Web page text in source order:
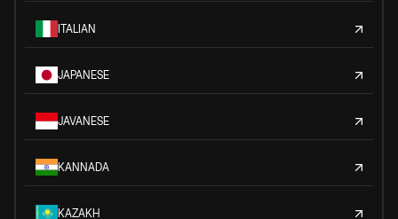
ITALIAN
JAPANESE
JAVANESE
KANNADA
KAZAKH